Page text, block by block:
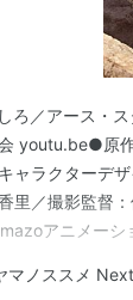
ろ／アース・
youtu.be●原
ャラクターデ
里／撮影監督
アニメーシ
倉唯／雪村誠：
マノススメ